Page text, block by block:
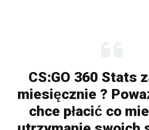
CS:GO 360 Stats
miesięcznie ?
chce płacić co